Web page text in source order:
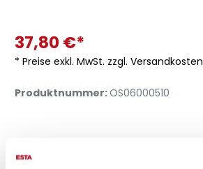
37,80 €*
* Preise exkl. MwSt. zzgl. Versandkosten
Produktnummer:OS06000510
ø mm